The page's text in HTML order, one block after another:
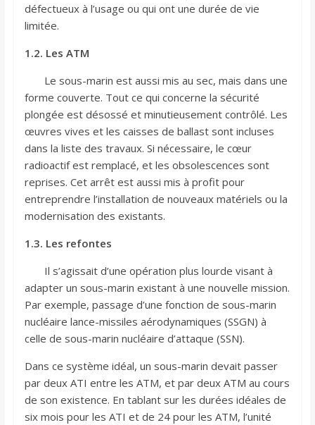
défectueux à l’usage ou qui ont une durée de vie
limitée.
1.2. Les ATM
Le sous-marin est aussi mis au sec, mais dans une
forme couverte. Tout ce qui concerne la sécurité
plongée est désossé et minutieusement contrôlé. Les
œuvres vives et les caisses de ballast sont incluses
dans la liste des travaux. Si nécessaire, le cœur
radioactif est remplacé, et les obsolescences sont
reprises. Cet arrêt est aussi mis à profit pour
entreprendre l’installation de nouveaux matériels ou la
modernisation des existants.
1.3. Les refontes
Il s’agissait d’une opération plus lourde visant à
adapter un sous-marin existant à une nouvelle mission.
Par exemple, passage d’une fonction de sous-marin
nucléaire lance-missiles aérodynamiques (SSGN) à
celle de sous-marin nucléaire d’attaque (SSN).
Dans ce système idéal, un sous-marin devait passer
par deux ATI entre les ATM, et par deux ATM au cours
de son existence. En tablant sur les durées idéales de
six mois pour les ATI et de 24 pour les ATM, l’unité